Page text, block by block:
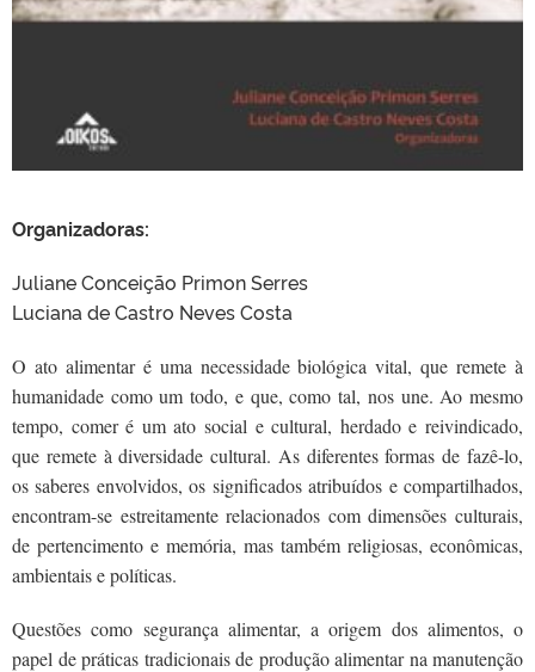
Organizadoras:
Juliane Conceição Primon Serres
Luciana de Castro Neves Costa
O ato alimentar é uma necessidade biológica vital, que remete à
humanidade como um todo, e que, como tal, nos une. Ao mesmo
tempo, comer é um ato social e cultural, herdado e reivindicado,
que remete à diversidade cultural. As diferentes formas de fazê-lo,
os saberes envolvidos, os significados atribuídos e compartilhados,
encontram-se estreitamente relacionados com dimensões culturais,
de pertencimento e memória, mas também religiosas, econômicas,
ambientais e políticas.
Questões como segurança alimentar, a origem dos alimentos, o
papel de práticas tradicionais de produção alimentar na manutenção